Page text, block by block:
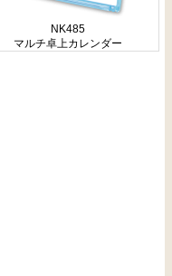
NK485
マルチ卓上カレンダー